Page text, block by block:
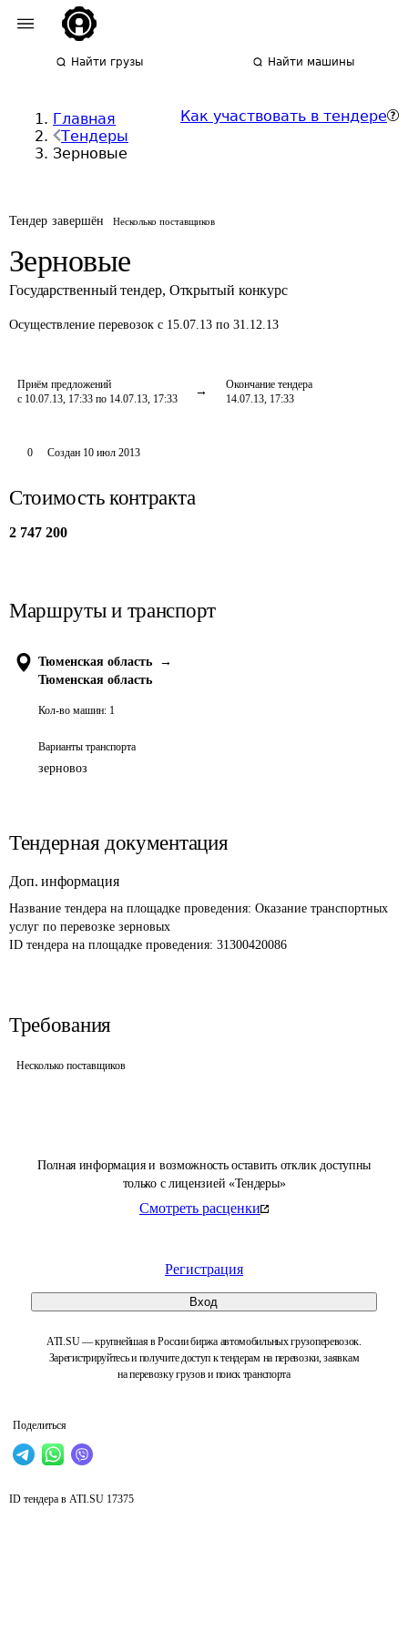
Найти грузы Найти машины
Главная
Тендеры
Зерновые
Как участвовать в тендере
Тендер завершён Несколько поставщиков
Зерновые
Государственный тендер, Открытый конкурс
Осуществление перевозок с 15.07.13 по 31.12.13
Приём предложений
с 10.07.13, 17:33 по 14.07.13, 17:33
Окончание тендера
14.07.13, 17:33
Полная информация и возможность оставить отклик доступны
только с лицензией «Тендеры»
Смотреть расценки
Регистрация
Вход
ATI.SU — крупнейшая в России биржа автомобильных грузоперевозок.
Зарегистрируйтесь и получите доступ к тендерам на перевозки, заявкам
на перевозку грузов и поиск транспорта
Поделиться
0 Создан 10 июл 2013
Стоимость контракта
2 747 200
Маршруты и транспорт
Тюменская область
→
Тюменская область
Кол-во машин: 1
Варианты транспорта
зерновоз
Тендерная документация
Доп. информация
Название тендера на площадке проведения: Оказание транспортных
услуг по перевозке зерновых
ID тендера на площадке проведения: 31300420086
Требования
Несколько поставщиков
ID тендера в ATI.SU 17375